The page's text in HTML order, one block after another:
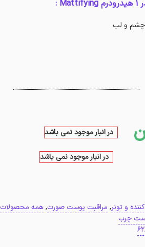
چشم و لب
در انبار موجود نمی باشد
در انبار موجود نمی باشد
و تونر, مراقبت پوست صورت, همه محصولات
چرب